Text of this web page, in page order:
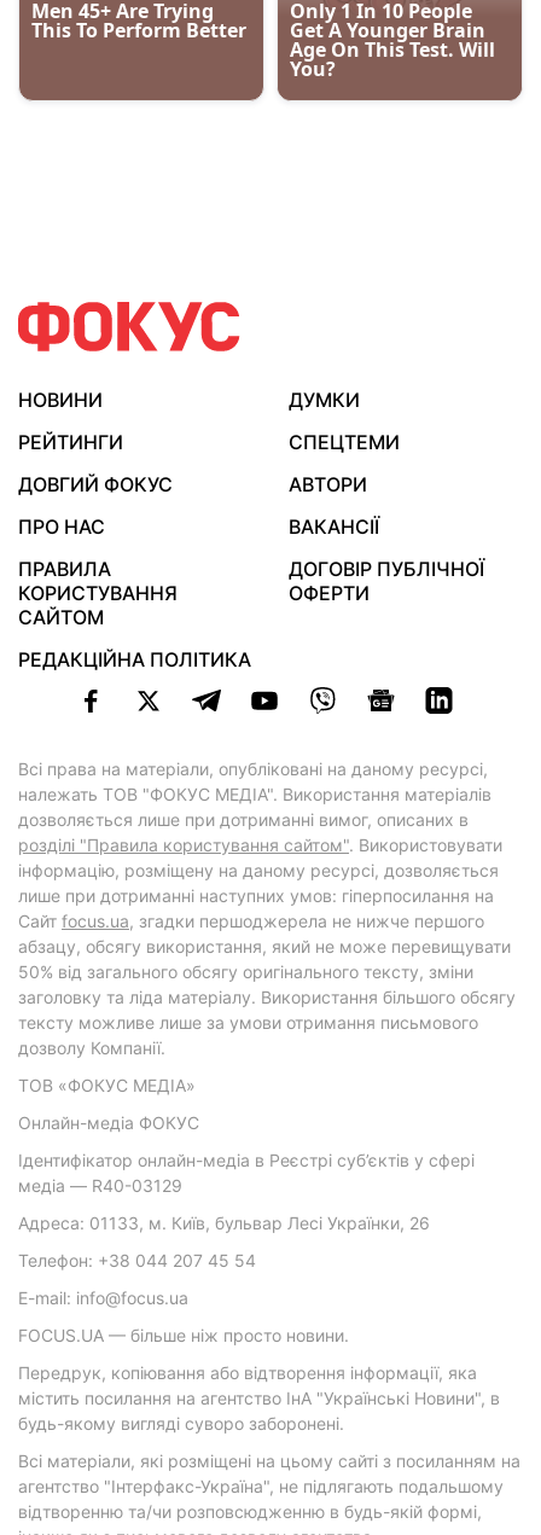
НОВИНИ
ДУМКИ
РЕЙТИНГИ
СПЕЦТЕМИ
ДОВГИЙ ФОКУС
АВТОРИ
ПРО НАС
ВАКАНСІЇ
ПРАВИЛА
КОРИСТУВАННЯ
САЙТОМ
ДОГОВІР ПУБЛІЧНОЇ
ОФЕРТИ
РЕДАКЦІЙНА ПОЛІТИКА
Всі права на матеріали, опубліковані на даному ресурсі,
належать ТОВ "ФОКУС МЕДІА". Використання матеріалів
дозволяється лише при дотриманні вимог, описаних в
розділі "Правила користування сайтом". Використовувати
інформацію, розміщену на даному ресурсі, дозволяється
лише при дотриманні наступних умов: гіперпосилання на
Cайт focus.ua, згадки першоджерела не нижче першого
абзацу, обсягу використання, який не може перевищувати
50% від загального обсягу оригінального тексту, зміни
заголовку та ліда матеріалу. Використання більшого обсягу
тексту можливе лише за умови отримання письмового
дозволу Компанії.
ТОВ «ФОКУС МЕДІА»
Онлайн-медіа ФОКУС
Ідентифікатор онлайн-медіа в Реєстрі суб’єктів у сфері
медіа — R40-03129
Адреса: 01133, м. Київ, бульвар Лесі Українки, 26
Телефон: +38 044 207 45 54
E-mail: info@focus.ua
FOCUS.UA — більше ніж просто новини.
Передрук, копіювання або відтворення інформації, яка
містить посилання на агентство ІнА "Українські Новини", в
будь-якому вигляді суворо заборонені.
Всі матеріали, які розміщені на цьому сайті з посиланням на
агентство "Інтерфакс-Україна", не підлягають подальшому
відтворенню та/чи розповсюдженню в будь-якій формі,